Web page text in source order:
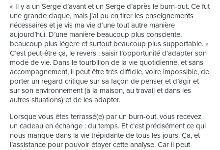
« Il y a un Serge d’avant et un Serge d’après le burn-out. Ce fut
une grande claque, mais j’ai pu en tirer les enseignements
nécessaires et je vis ma vie d’une tout autre manière
aujourd’hui. D’une manière beaucoup plus consciente,
beaucoup plus légère et surtout beaucoup plus supportable. »
C’est peut-être ça, le revers : saisir l’opportunité d’adapter son
mode de vie. Dans le tourbillon de la vie quotidienne, et sans
accompagnement, il peut être très difficile, voire impossible, de
porter un regard critique sur sa façon de penser et d’agir et
sur son environnement (à la maison, au travail et dans les
autres situations) et de les adapter.
Lorsque vous êtes terrassé(e) par un burn-out, vous recevez
un cadeau en échange : du temps. Et c’est précisément ce qui
nous manque dans la vie trépidante de tous les jours. Ça, et
l’assistance pour pouvoir étayer cette analyse. Car il peut